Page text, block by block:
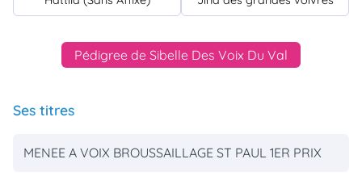
Pédigree de Sibelle Des Voix Du Val
Ses titres
MENEE A VOIX BROUSSAILLAGE ST PAUL 1ER PRIX